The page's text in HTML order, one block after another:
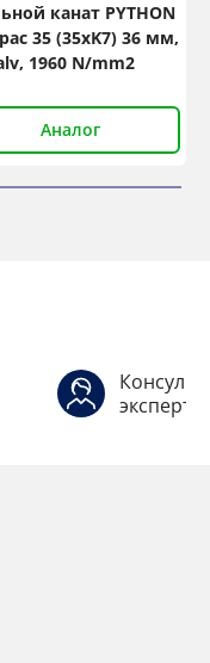
канат PYTHON
35 (35xK7) 36 мм,
1960 N/mm2
Аналог